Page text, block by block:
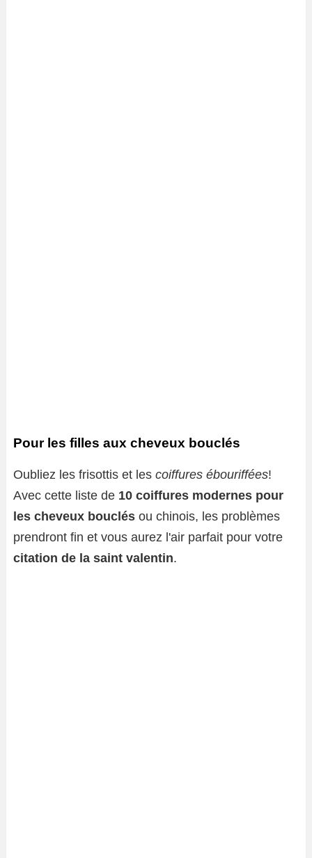
Pour les filles aux cheveux bouclés
Oubliez les frisottis et les coiffures ébouriffées!
Avec cette liste de 10 coiffures modernes pour
les cheveux bouclés ou chinois, les problèmes
prendront fin et vous aurez l'air parfait pour votre
citation de la saint valentin.